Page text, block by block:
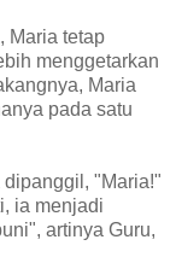
Maria tetap
menggetarkan
Maria
pada satu
dipanggil, "Maria!"
ia menjadi
artinya Guru,